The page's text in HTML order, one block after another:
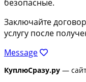
безопасные.
Заключайте
услугу после
Message
КуплюСразу.ру —